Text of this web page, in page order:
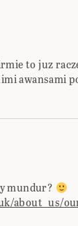
to juz
awansami
mundur?
about_us/